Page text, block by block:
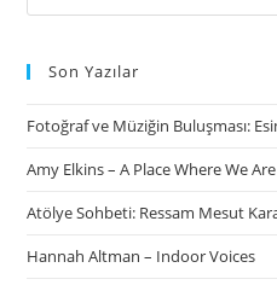
Son Yazılar
Fotoğraf ve Müziğin Buluşması:
Amy Elkins – A Place Where We
Atölye Sohbeti: Ressam Mesut
Hannah Altman – Indoor Voices